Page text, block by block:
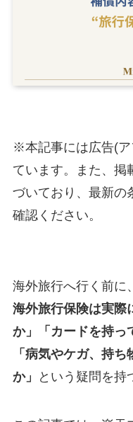
※本記事には広告(
ています。また、掲
づいており、最新の
確認ください。
海外旅行へ行く前に、
海外旅行保険は実際
か」「カードを持っ
「病気やケガ、持
か」
という疑問を持